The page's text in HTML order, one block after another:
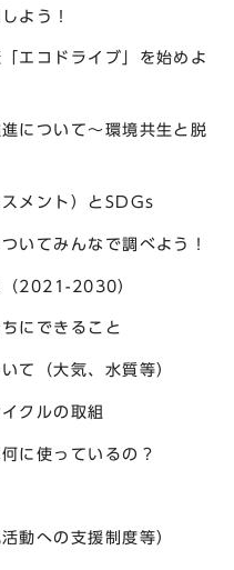
よう！
エコドライブ」を始めよ
について～環境共生と脱
メント）とSDGs
てみんなで調べよう！
2021-2030）
にできること
（大気、水質等）
クルの取組
に使っているの？
への支援制度等）